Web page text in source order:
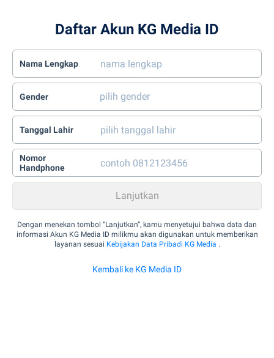
Daftar Akun KG Media ID
Nama Lengkap
Gender
Tanggal Lahir
Nomor
Handphone
Dengan menekan tombol “Lanjutkan”, kamu menyetujui bahwa data dan
informasi Akun KG Media ID milikmu akan digunakan untuk memberikan
layanan sesuai Kebijakan Data Pribadi KG Media .
Kembali ke KG Media ID